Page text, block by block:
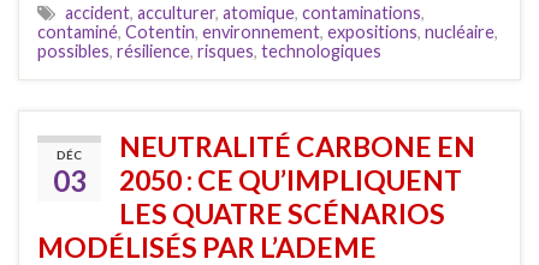
accident, acculturer, atomique, contaminations,
contaminé, Cotentin, environnement, expositions, nucléaire,
possibles, résilience, risques, technologiques
DÉC
03
NEUTRALITÉ CARBONE EN
2050 : CE QU’IMPLIQUENT
LES QUATRE SCÉNARIOS
MODÉLISÉS PAR L’ADEME